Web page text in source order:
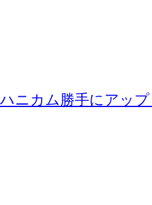
ハニカム勝手にアッ